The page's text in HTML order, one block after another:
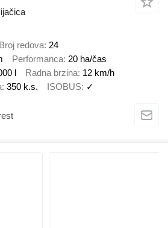
Broj redova 24
Performanca 20 ha/čas
l Radna brzina 12 km/h
350 k.s. ISOBUS ✓